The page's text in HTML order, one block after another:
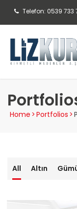
Telefon: 0539 733
Home >Portfolios >
All Altın